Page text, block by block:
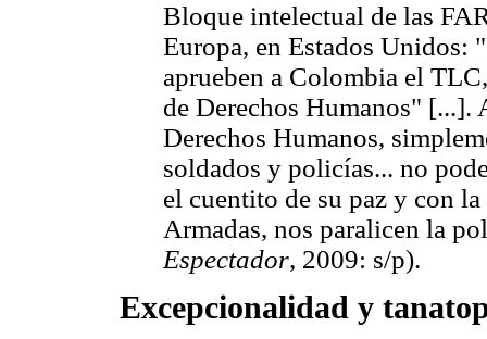
Bloque intelectual de las
Europa, en Estados Unidos:
aprueben a Colombia el
de Derechos Humanos" [...].
Derechos Humanos,
soldados y policías... no
el cuentito de su paz y con
Armadas, nos paralicen la
Espectador, 2009: s/p).
Excepcionalidad y